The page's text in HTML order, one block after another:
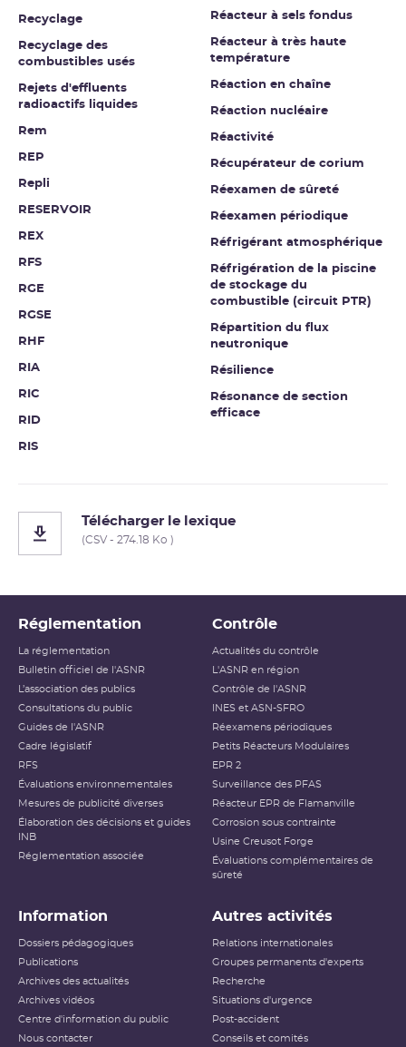
Recyclage
Recyclage des
combustibles usés
Rejets d'effluents
radioactifs liquides
Rem
REP
Repli
RESERVOIR
REX
RFS
RGE
RGSE
RHF
RIA
RIC
RID
RIS
Réacteur à sels fondus
Réacteur à très haute
température
Réaction en chaîne
Réaction nucléaire
Réactivité
Récupérateur de corium
Réexamen de sûreté
Réexamen périodique
Réfrigérant atmosphérique
Réfrigération de la piscine
de stockage du
combustible (circuit PTR)
Répartition du flux
neutronique
Résilience
Résonance de section
efficace
Télécharger le lexique
(CSV - 274.18 Ko )
Réglementation
La réglementation
Bulletin officiel de l'ASNR
L’association des publics
Consultations du public
Guides de l'ASNR
Cadre législatif
RFS
Évaluations environnementales
Mesures de publicité diverses
Élaboration des décisions et guides
INB
Réglementation associée
Contrôle
Actualités du contrôle
L'ASNR en région
Contrôle de l'ASNR
INES et ASN-SFRO
Réexamens périodiques
Petits Réacteurs Modulaires
EPR 2
Surveillance des PFAS
Réacteur EPR de Flamanville
Corrosion sous contrainte
Usine Creusot Forge
Évaluations complémentaires de
sûreté
Information
Dossiers pédagogiques
Publications
Archives des actualités
Archives vidéos
Centre d'information du public
Nous contacter
Autres activités
Relations internationales
Groupes permanents d'experts
Recherche
Situations d'urgence
Post-accident
Conseils et comités